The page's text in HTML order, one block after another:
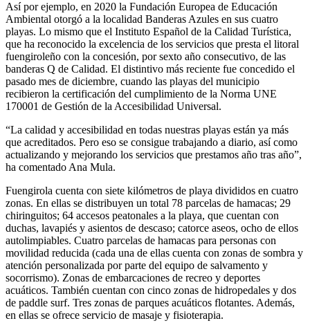
Así por ejemplo, en 2020 la Fundación Europea de Educación
Ambiental otorgó a la localidad Banderas Azules en sus cuatro
playas. Lo mismo que el Instituto Español de la Calidad Turística,
que ha reconocido la excelencia de los servicios que presta el litoral
fuengiroleño con la concesión, por sexto año consecutivo, de las
banderas Q de Calidad. El distintivo más reciente fue concedido el
pasado mes de diciembre, cuando las playas del municipio
recibieron la certificación del cumplimiento de la Norma UNE
170001 de Gestión de la Accesibilidad Universal.
“La calidad y accesibilidad en todas nuestras playas están ya más
que acreditados. Pero eso se consigue trabajando a diario, así como
actualizando y mejorando los servicios que prestamos año tras año”,
ha comentado Ana Mula.
Fuengirola cuenta con siete kilómetros de playa divididos en cuatro
zonas. En ellas se distribuyen un total 78 parcelas de hamacas; 29
chiringuitos; 64 accesos peatonales a la playa, que cuentan con
duchas, lavapiés y asientos de descaso; catorce aseos, ocho de ellos
autolimpiables. Cuatro parcelas de hamacas para personas con
movilidad reducida (cada una de ellas cuenta con zonas de sombra y
atención personalizada por parte del equipo de salvamento y
socorrismo). Zonas de embarcaciones de recreo y deportes
acuáticos. También cuentan con cinco zonas de hidropedales y dos
de paddle surf. Tres zonas de parques acuáticos flotantes. Además,
en ellas se ofrece servicio de masaje y fisioterapia.